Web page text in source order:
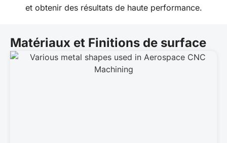
et obtenir des résultats de haute performance.
Matériaux et Finitions de surface